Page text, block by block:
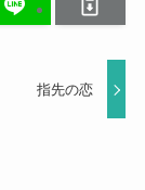
指先の恋